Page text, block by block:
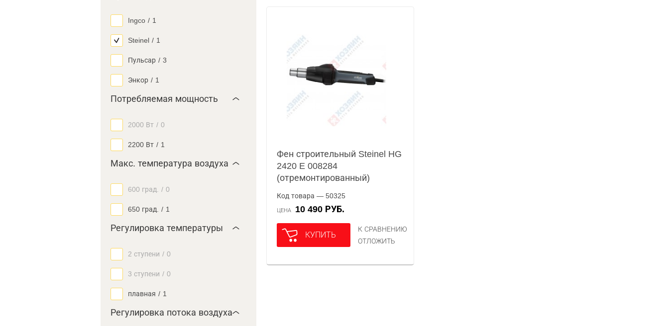
Ingco / 1
Steinel / 1
Пульсар / 3
Энкор / 1
Потребляемая мощность
2000 Вт / 0
2200 Вт / 1
Макс. температура воздуха
600 град. / 0
650 град. / 1
Регулировка температуры
2 ступени / 0
3 ступени / 0
плавная / 1
Регулировка потока воздуха
Фен строительный Steinel HG
2420 E 008284
(отремонтированный)
Код товара — 50325
ЦЕНА 10 490 РУБ.
КУПИТЬ
К СРАВНЕНИЮ
ОТЛОЖИТЬ